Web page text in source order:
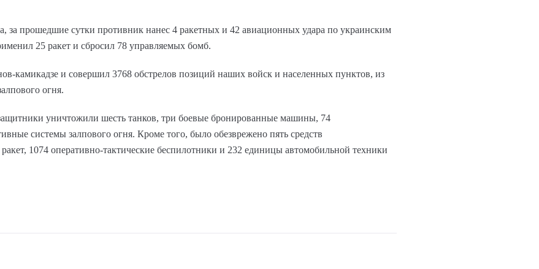
прошедшие сутки противник нанес 4 ракетных и 42 авиационных удара по украинским
25 ракет и сбросил 78 управляемых бомб.
камикадзе и совершил 3768 обстрелов позиций наших войск и населенных пунктов, из
огня.
уничтожили шесть танков, три боевые бронированные машины, 74
системы залпового огня. Кроме того, было обезврежено пять средств
1074 оперативно-тактические беспилотники и 232 единицы автомобильной техники